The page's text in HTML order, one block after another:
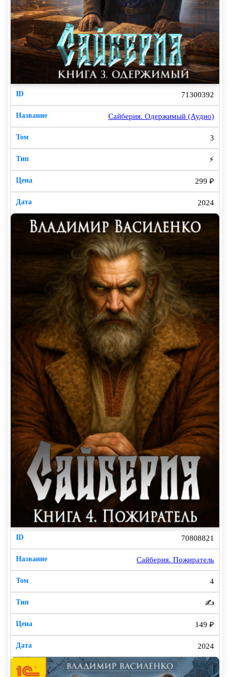
71300392
Сайберия. Одержимый (Аудио)
3
⚡
299 ₽
2024
70808821
Сайберия. Пожиратель
4
✍️
149 ₽
2024